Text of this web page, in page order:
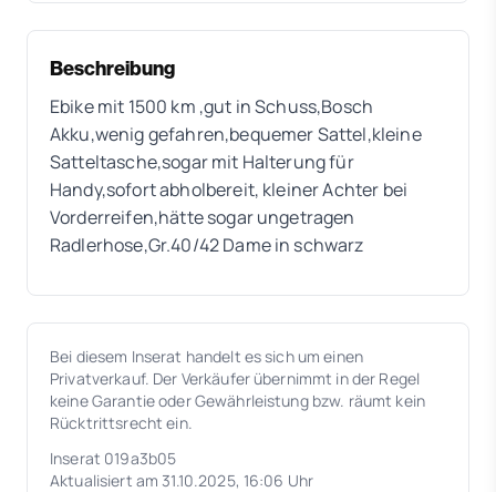
Beschreibung
Ebike mit 1500 km ,gut in Schuss,Bosch
Akku,wenig gefahren,bequemer Sattel,kleine
Satteltasche,sogar mit Halterung für
Handy,sofort abholbereit, kleiner Achter bei
Vorderreifen,hätte sogar ungetragen
Radlerhose,Gr.40/42 Dame in schwarz
Bei diesem Inserat handelt es sich um einen
Privatverkauf. Der Verkäufer übernimmt in der Regel
keine Garantie oder Gewährleistung bzw. räumt kein
Rücktrittsrecht ein.
Inserat 019a3b05
Aktualisiert am 31.10.2025, 16:06 Uhr